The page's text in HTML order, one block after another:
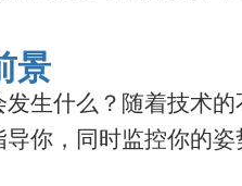
景
发生什么？随着技术
你，同时监控你的姿